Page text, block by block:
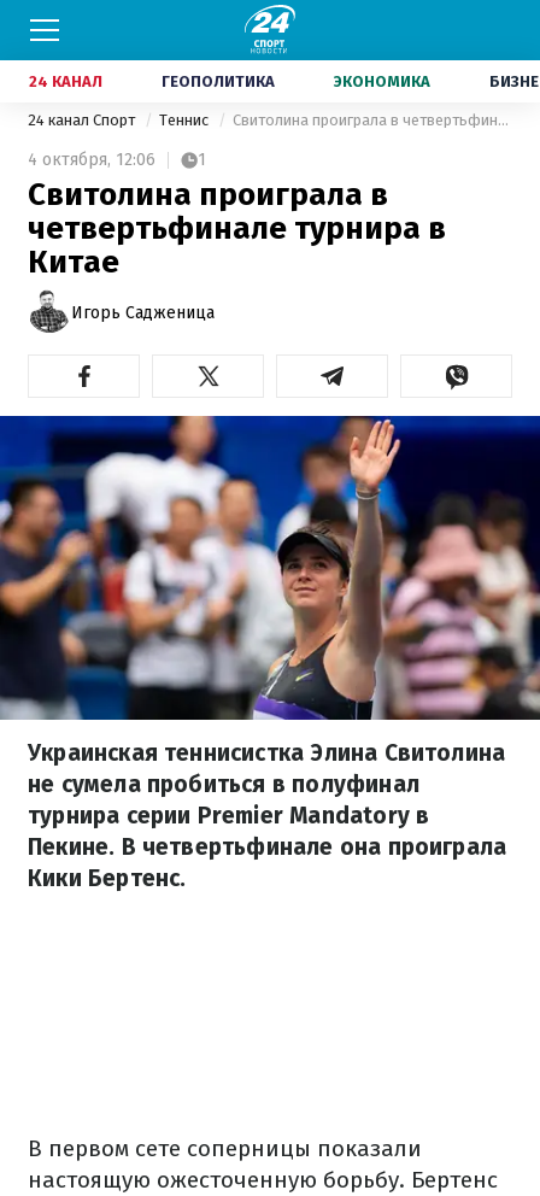
24 КАНАЛ ГЕОПОЛИТИКА ЭКОНОМИКА
24 канал Спорт Теннис Свитолина проиграла в четвертьфинале турнира в Китае
4 октября, 12:06 1
Свитолина проиграла в
четвертьфинале турнира в
Китае
Игорь Садженица
Украинская теннисистка Элина Свитолина
не сумела пробиться в полуфинал
турнира серии Premier Mandatory в
Пекине. В четвертьфинале она проиграла
Кики Бертенс.
В первом сете соперницы показали
настоящую ожесточенную борьбу. Бертенс